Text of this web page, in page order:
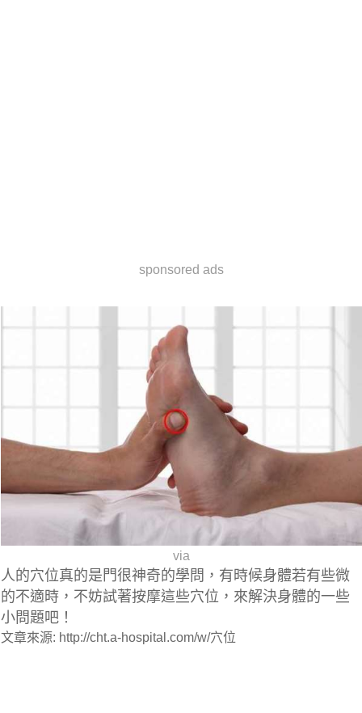
sponsored ads
via
人的穴位真的是門很神奇的學問，有時候身體若有些微
的不適時，不妨試著按摩這些穴位，來解決身體的一些
小問題吧！
文章來源: http://cht.a-hospital.com/w/穴位